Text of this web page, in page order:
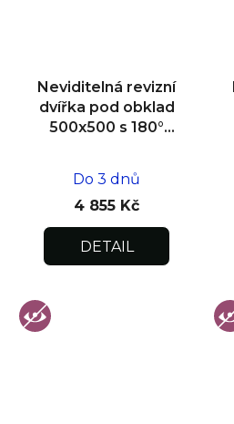
Neviditelná revizní
dvířka pod obklad
500x500 s 180°
Do 3 dnů
4 855 Kč
DETAIL